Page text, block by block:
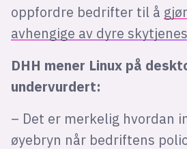
oppfordre bedrifter til å
avhengige av dyre
DHH mener Linux på
undervurdert:
– Det er merkelig hvordan
øyebryn når bedriftens